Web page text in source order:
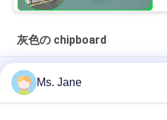
灰色の chipboard
2mm 高硬さ 2 面 グレー カードボ
青いパズル パズル パズル パズル
Ms. Jane